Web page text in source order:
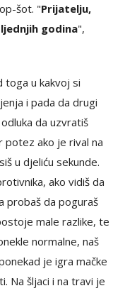
šot. "Prijatelju,
godina",
u kakvoj si
i pada da drugi
da uzvratiš
ako je rival na
u djeliću sekunde.
ako vidiš da
probaš da poguraš
male razlike, te
normalne, naš
je igra mačke
Na šljaci i na travi je